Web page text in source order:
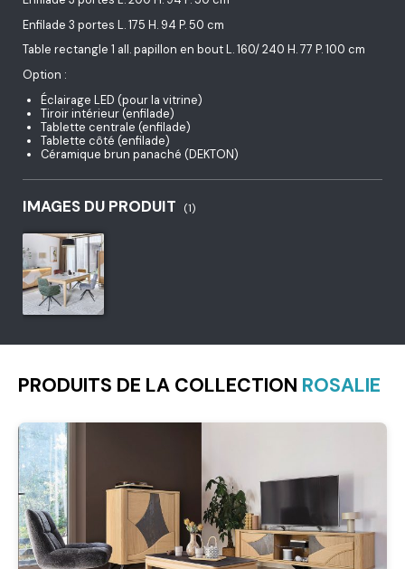
Enfilade 3 portes L. 175 H. 94 P. 50 cm
Table rectangle 1 all. papillon en bout L. 160/ 240 H. 77 P. 100 cm
Option :
Éclairage LED (pour la vitrine)
Tiroir intérieur (enfilade)
Tablette centrale (enfilade)
Tablette côté (enfilade)
Céramique brun panaché (DEKTON)
IMAGES DU PRODUIT (1)
PRODUITS DE LA COLLECTION ROSALIE